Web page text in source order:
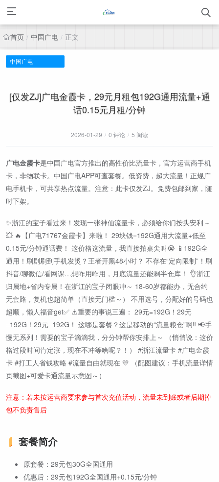
首页 / 中国广电 / 正文
中国广电
[仅发ZJ]广电金霞卡，29元月租包192G通用流量+通
话0.15元月租/分钟
2026-01-29 / 0 评论 / 5 阅读
广电金霞卡是中国广电官方推出的高性价比流量卡，官方运营商手机
卡，非物联卡。中国广电APP可查套餐。低资费，超大流量！正规广
电手机卡，可共享热点流量。注意：此卡仅发ZJ。免费包邮到家，随
时下架。
✨浙江的宝子看过来！发现一张神仙流量卡，必须给你们按头安利～
💥 🔥【广电71767金霞卡】来啦！ 29块钱=192G通用大流量+低至
0.15元/分钟通话费！ 这价格这流量，我直接拍桌尖叫😭 📱192G全
通用！刷剧刷到手机发烫？王者开黑48小时？ 不存在“定向限制”！刷
抖音/聊微信/看网课…想咋用咋用，月底流量还能剩半仓库！ 👌浙江
归属地+省内专属！在浙江的宝子闭眼冲～ 18-60岁都能办，无合约
无套路，复机也超简单（直接无门槛～） 不用选号，分配好的号码也
超顺，懒人福音get✅ ⚠️重要的事说三遍： 29元=192G！29元
=192G！29元=192G！ 这哪是套餐？这是移动的“流量粮仓”啊‼️ 📢手
慢无系列！需要的宝子滴滴我，分分钟帮你安排上～ （悄悄说：这价
格过段时间肯定涨，现在不冲等啥呢？！） #浙江流量卡 #广电金霞
卡 #打工人省钱攻略 #流量自由就现在 💛 （配图建议：手机流量详情
页截图+可爱卡通流量示意图～）
注意：若未按运营商要求参与首次充值活动，流量未到账或者后期掉
包不负责售后
套餐简介
原套餐：29元包30G全国通用
优惠后：29元包192G全国通用+0.15元/分钟